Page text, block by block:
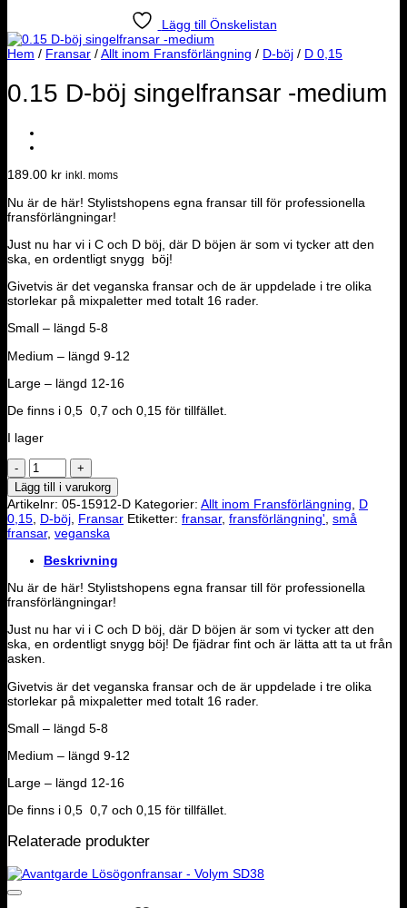
Lägg till Önskelistan
Hem / Fransar /Allt inom Fransförlängning / D-böj / D 0,15
0.15 D-böj singelfransar -medium
189.00 kr inkl. moms
Nu är de här! Stylistshopens egna fransar till för professionella
fransförlängningar!
Just nu har vi i C och D böj, där D böjen är som vi tycker att den
ska, en ordentligt snygg böj!
Givetvis är det veganska fransar och de är uppdelade i tre olika
storlekar på mixpaletter med totalt 16 rader.
Small – längd 5-8
Medium – längd 9-12
Large – längd 12-16
De finns i 0,5 0,7 och 0,15 för tillfället.
I lager
0.15
D-
böj
singelfransar
-
medium
Lägg till i varukorg
Artikelnr: 05-15912-D Kategorier: Allt inom Fransförlängning
D
0,15 D-böj Fransar Etiketter: fransar, fransförlängning' små
fransar, veganska
Beskrivning
Nu är de här! Stylistshopens egna fransar till för professionella
fransförlängningar!
Just nu har vi i C och D böj, där D böjen är som vi tycker att den
ska, en ordentligt snygg böj! De fjädrar fint och är lätta att ta ut från
asken.
Givetvis är det veganska fransar och de är uppdelade i tre olika
storlekar på mixpaletter med totalt 16 rader.
Small – längd 5-8
Medium – längd 9-12
Large – längd 12-16
De finns i 0,5 0,7 och 0,15 för tillfället.
Relaterade produkter